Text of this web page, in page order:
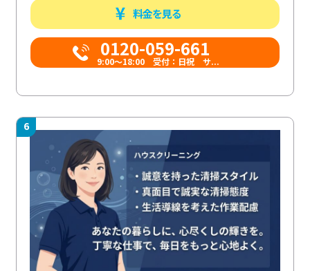
料金を見る
0120-059-661
9:00〜18:00 受付：日祝 サ...
6